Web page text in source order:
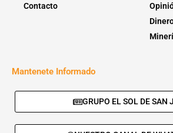
Contacto
Mantenete Informado
GRUPO EL SOL DE SAN